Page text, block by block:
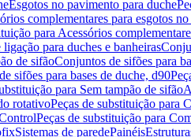
Esgotos no pavimento para duche
complementares para esgotos
para Acessórios
ligação para duches e banheiras
de sifãoConjuntos de sifões para
sifões para bases de duche, d90
para Sem tampão de sifão
rotativoPeças de substituição para
Peças de substituição para
Sistemas de paredePainéis